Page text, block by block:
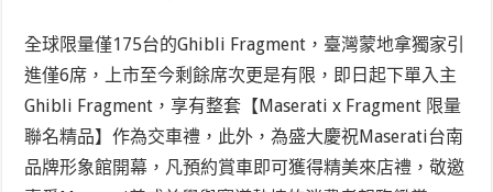
全球限量僅175台的Ghibli Fragment，臺灣蒙地拿獨家引
進僅6席，上市至今剩餘席次更是有限，即日起下單入主
Ghibli Fragment，享有整套【Maserati x Fragment 限量
聯名精品】作為交車禮，此外，為盛大慶祝Maserati台南
品牌形象館開幕，凡預約賞車即可獲得精美來店禮，敬邀